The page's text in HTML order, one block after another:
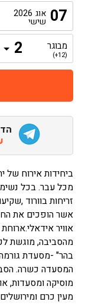
07 אוג 2026
שישי
מבוגר
(12+)
ביחידות אירוח של
מכל עבר. בכל נשימה
זריחות בוורוד
אוויר
מהסביבה, מוגשת
בהר" -מסעדת
המסעדה כשרה.
מעין כרם